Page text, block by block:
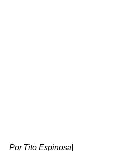
Por Tito Espinosa|